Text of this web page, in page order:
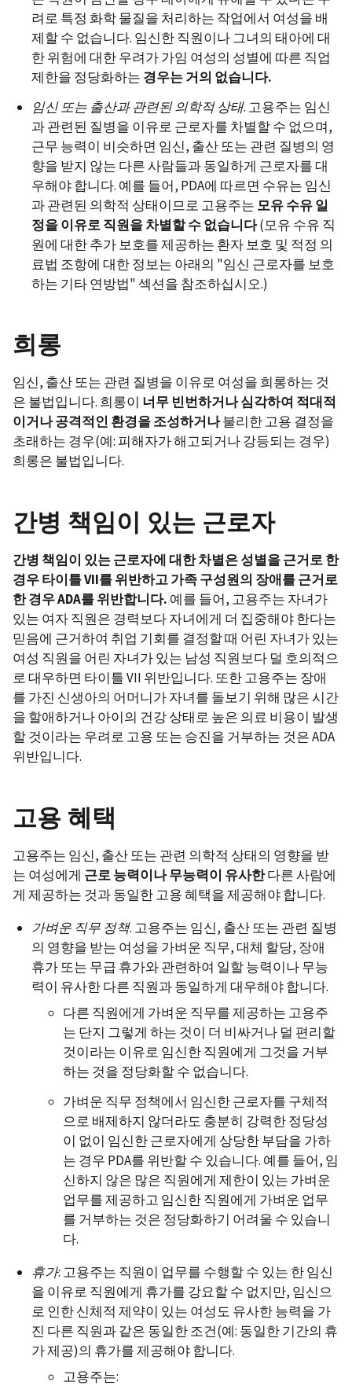
려로 특정 화학 물질을 처리하는 작업에서 여성을 배
제할 수 없습니다. 임신한 직원이나 그녀의 태아에 대
한 위험에 대한 우려가 가임 여성의 성별에 따른 직업
제한을 정당화하는 경우는거의 없습니다.
임신또는 출산과 관련된의학적 상태. 고용주는 임신
과 관련된 질병을 이유로 근로자를 차별할 수 없으며,
근무 능력이 비슷하면 임신, 출산 또는 관련 질병의 영
향을 받지 않는 다른 사람들과 동일하게 근로자를 대
우해야 합니다. 예를 들어, PDA에 따르면 수유는 임신
과 관련된 의학적 상태이므로 고용주는 모유수유일
정을이유로직원을차별할수없습니다(모유 수유 직
원에 대한 추가 보호를 제공하는 환자 보호 및 적정 의
료법 조항에 대한 정보는 아래의 "임신 근로자를 보호
하는 기타 연방법" 섹션을 참조하십시오.)
희롱
임신, 출산 또는 관련 질병을 이유로 여성을 희롱하는 것
은 불법입니다. 희롱이 너무 빈번하거나심각하여 적대적
이거나공격적인 환경을조성하거나불리한 고용 결정을
초래하는 경우(예: 피해자가 해고되거나 강등되는 경우)
희롱은 불법입니다.
간병 책임이 있는 근로자
간병책임이 있는근로자에대한차별은성별을근거로한
경우타이틀VII를위반하고가족구성원의 장애를근거로
한경우ADA를위반합니다. 예를 들어, 고용주는 자녀가
있는 여자 직원은 경력보다 자녀에게 더 집중해야 한다는
믿음에 근거하여 취업 기회를 결정할 때 어린 자녀가 있는
여성 직원을 어린 자녀가 있는 남성 직원보다 덜 호의적으
로 대우하면 타이틀 VII 위반입니다. 또한 고용주는 장애
를 가진 신생아의 어머니가 자녀를 돌보기 위해 많은 시간
을 할애하거나 아이의 건강 상태로 높은 의료 비용이 발생
할 것이라는 우려로 고용 또는 승진을 거부하는 것은 ADA
위반입니다.
고용 혜택
고용주는 임신, 출산 또는 관련 의학적 상태의 영향을 받
는 여성에게 근로능력이나무능력이 유사한다른 사람에
게 제공하는 것과 동일한 고용 혜택을 제공해야 합니다.
가벼운 직무 정책. 고용주는 임신, 출산 또는 관련 질병
의 영향을 받는 여성을 가벼운 직무, 대체 할당, 장애
휴가 또는 무급 휴가와 관련하여 일할 능력이나 무능
력이 유사한 다른 직원과 동일하게 대우해야 합니다.
다른 직원에게 가벼운 직무를 제공하는 고용주
는 단지 그렇게 하는 것이 더 비싸거나 덜 편리할
것이라는 이유로 임신한 직원에게 그것을 거부
하는 것을 정당화할 수 없습니다.
가벼운 직무 정책에서 임신한 근로자를 구체적
으로 배제하지 않더라도 충분히 강력한 정당성
이 없이 임신한 근로자에게 상당한 부담을 가하
는 경우 PDA를 위반할 수 있습니다. 예를 들어, 임
신하지 않은 많은 직원에게 제한이 있는 가벼운
업무를 제공하고 임신한 직원에게 가벼운 업무
를 거부하는 것은 정당화하기 어려울 수 있습니
다.
휴가: 고용주는 직원이 업무를 수행할 수 있는 한 임신
을 이유로 직원에게 휴가를 강요할 수 없지만, 임신으
로 인한 신체적 제약이 있는 여성도 유사한 능력을 가
진 다른 직원과 같은 동일한 조건(예: 동일한 기간의 휴
가 제공)의 휴가를 제공해야 합니다.
고용주는: